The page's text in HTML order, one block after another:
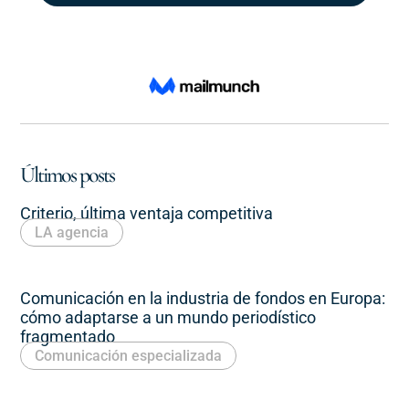
Últimos posts
Criterio, última ventaja competitiva
LA agencia
Comunicación en la industria de fondos en Europa:
cómo adaptarse a un mundo periodístico
fragmentado
Comunicación especializada